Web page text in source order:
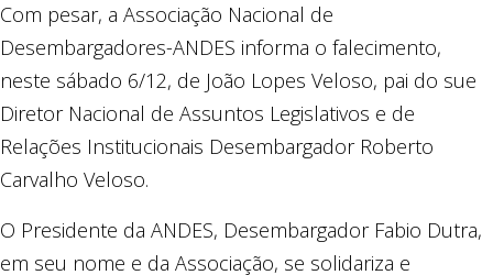
Com pesar, a Associação Nacional de
Desembargadores-ANDES informa o falecimento,
neste sábado 6/12, de João Lopes Veloso, pai do sue
Diretor Nacional de Assuntos Legislativos e de
Relações Institucionais Desembargador Roberto
Carvalho Veloso.
O Presidente da ANDES, Desembargador Fabio Dutra,
em seu nome e da Associação, se solidariza e